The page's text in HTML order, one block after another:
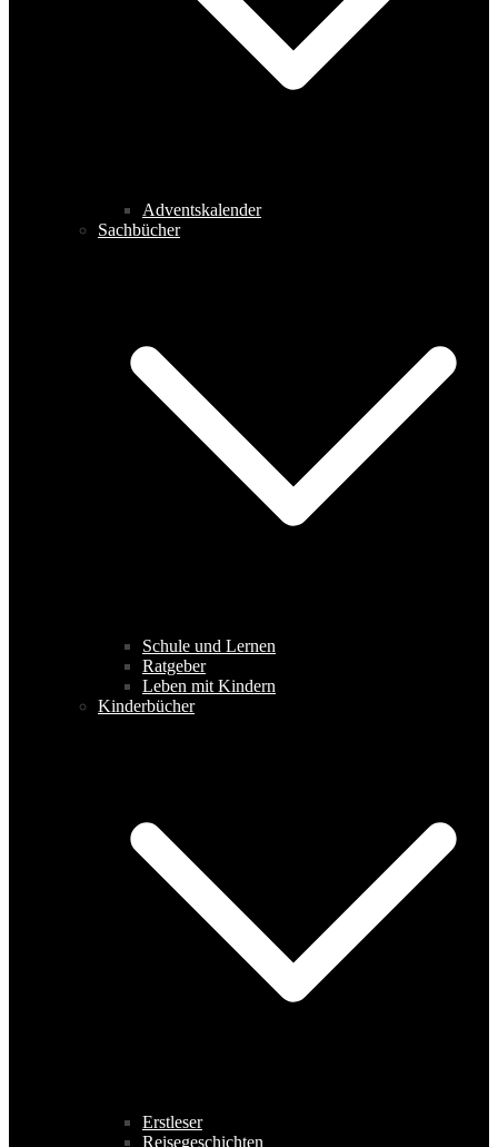
Adventskalender
Sachbücher
Schule und Lernen
Ratgeber
Leben mit Kindern
Kinderbücher
Erstleser
Reisegeschichten